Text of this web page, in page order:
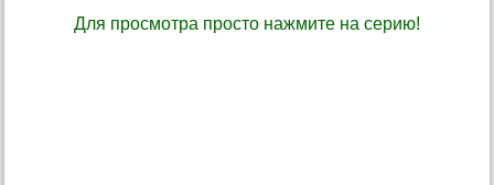
Для просмотра просто нажмите на серию!